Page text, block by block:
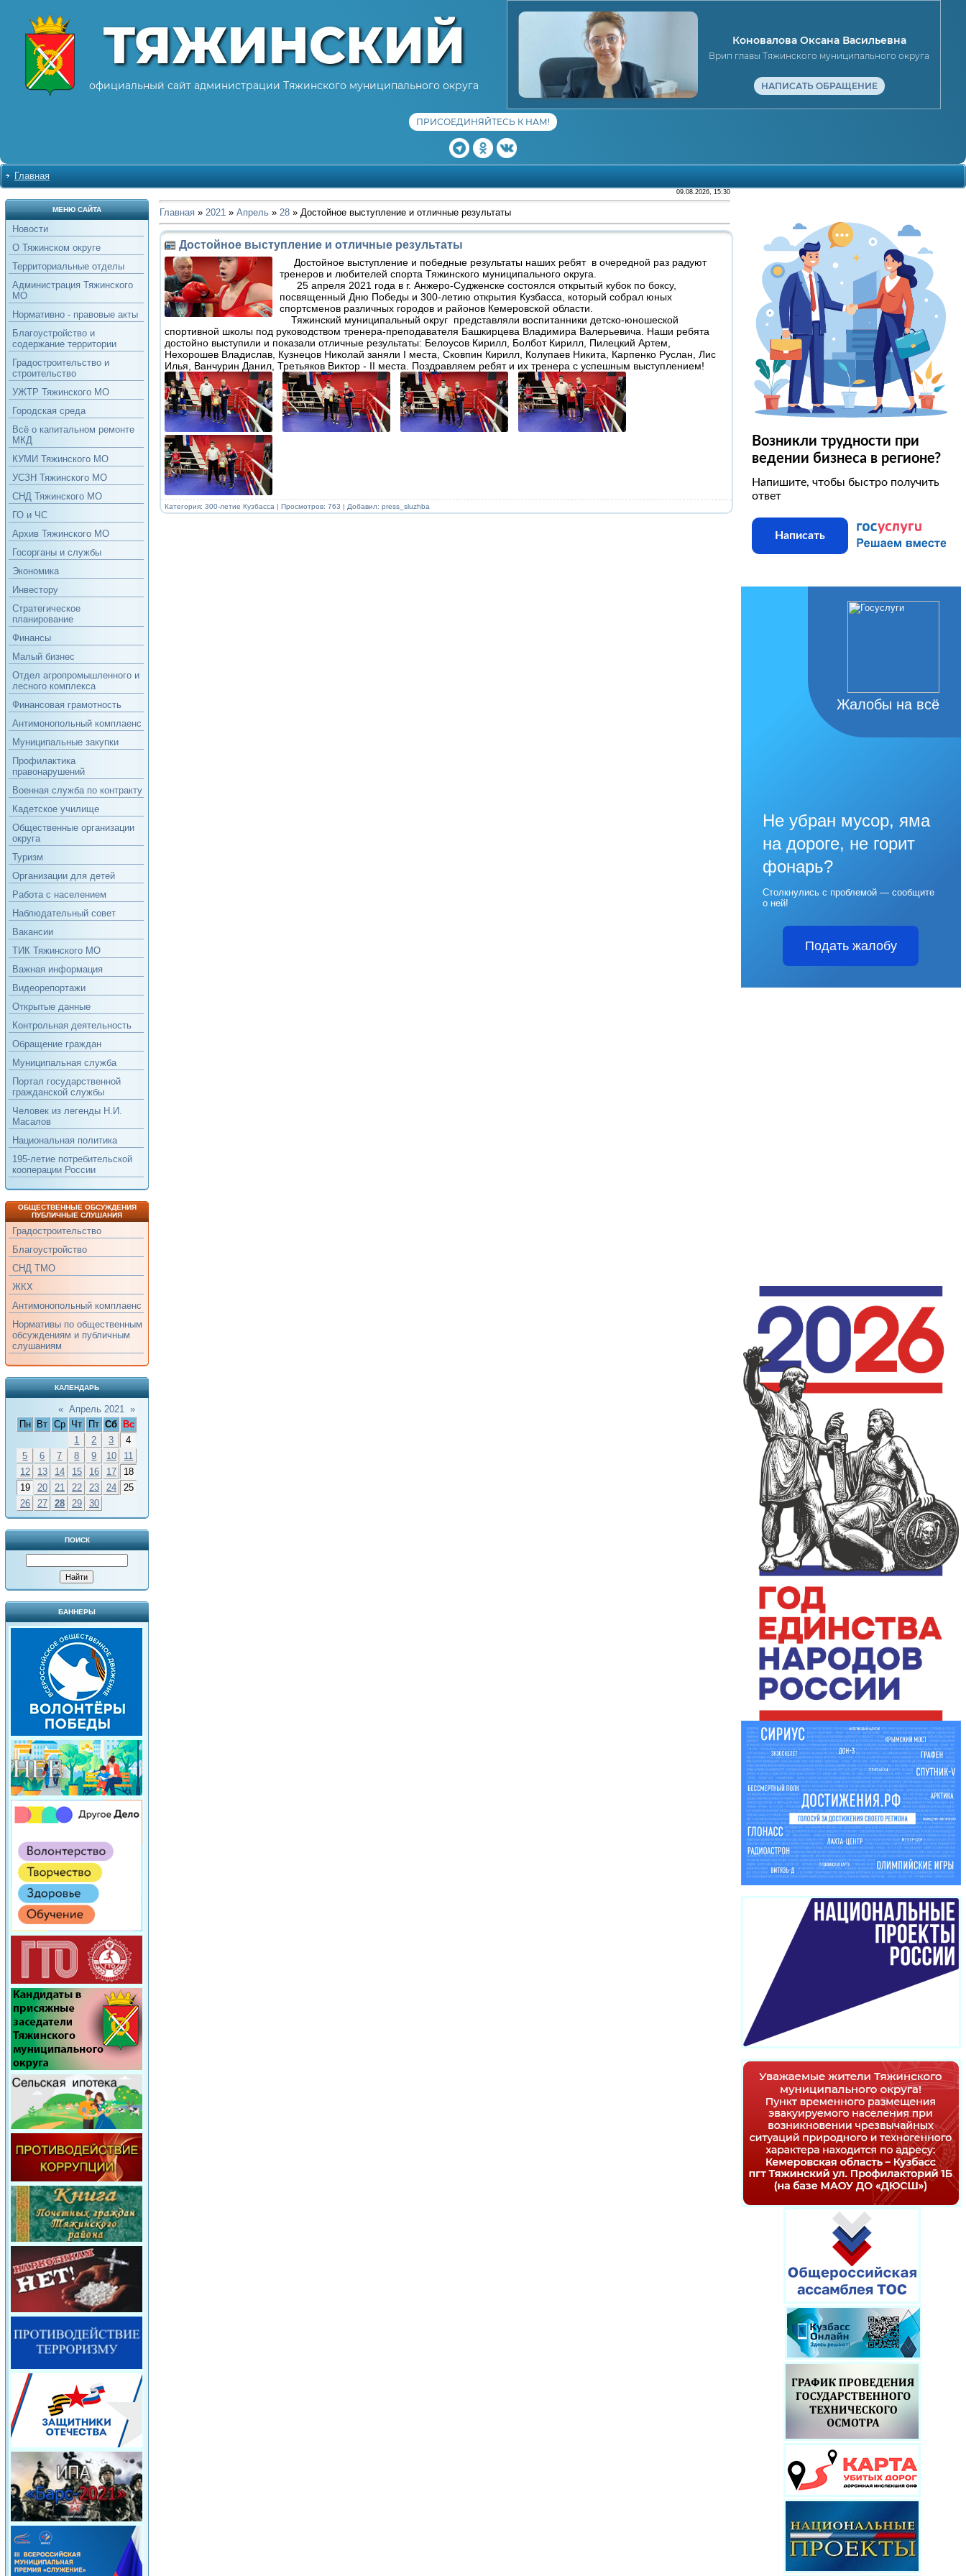
ТЯЖИНСКИЙ
официальный сайт администрации Тяжинского муниципального округа
Коновалова Оксана Васильевна
Врип главы Тяжинского муниципального округа
НАПИСАТЬ ОБРАЩЕНИЕ
ПРИСОЕДИНЯЙТЕСЬ К НАМ!
Главная
МЕНЮ САЙТА
Новости
О Тяжинском округе
Территориальные отделы
Администрация Тяжинского
МО
Нормативно - правовые акты
Благоустройство и
содержание территории
Градостроительство и
строительство
УЖТР Тяжинского МО
Городская среда
Всё о капитальном ремонте
МКД
КУМИ Тяжинского МО
УСЗН Тяжинского МО
СНД Тяжинского МО
ГО и ЧС
Архив Тяжинского МО
Госорганы и службы
Экономика
Инвестору
Стратегическое
планирование
Финансы
Малый бизнес
Отдел агропромышленного и
лесного комплекса
Финансовая грамотность
Антимонопольный комплаенс
Муниципальные закупки
Профилактика
правонарушений
Военная служба по контракту
Кадетское училище
Общественные организации
округа
Туризм
Организации для детей
Работа с населением
Наблюдательный совет
Вакансии
ТИК Тяжинского МО
Важная информация
Видеорепортажи
Открытые данные
Контрольная деятельность
Обращение граждан
Муниципальная служба
Портал государственной
гражданской службы
Человек из легенды Н.И.
Масалов
Национальная политика
195-летие потребительской
кооперации России
ОБЩЕСТВЕННЫЕ ОБСУЖДЕНИЯ
ПУБЛИЧНЫЕ СЛУШАНИЯ
Градостроительство
Благоустройство
СНД ТМО
ЖКХ
Антимонопольный комплаенс
Нормативы по общественным
обсуждениям и публичным
слушаниям
КАЛЕНДАРЬ
« Апрель 2021 »
Пн
Вт Ср Чт Пт Сб
Вс
1
2 3
4
5
6 7 8 9 10
11
12
13 14 15 16 17
18
19
20 21 22 23 24
25
26
27 28 29 30
ПОИСК
БАННЕРЫ
09.08.2026, 15:30
Главная» 2021 » Апрель » 28» Достойное выступление и отличные результаты
Достойное выступление и отличные результаты
Достойное выступление и победные результаты наших ребят в очередной раз радуют
тренеров и любителей спорта Тяжинского муниципального округа.
25 апреля 2021 года в г. Анжеро-Судженске состоялся открытый кубок по боксу,
посвященный Дню Победы и 300-летию открытия Кузбасса, который собрал юных
спортсменов различных городов и районов Кемеровской области.
Тяжинский муниципальный округ представляли воспитанники детско-юношеской
спортивной школы под руководством тренера-преподавателя Башкирцева Владимира Валерьевича. Наши ребята
достойно выступили и показали отличные результаты: Белоусов Кирилл, Болбот Кирилл, Пилецкий Артем,
Нехорошев Владислав, Кузнецов Николай заняли I места, Сковпин Кирилл, Колупаев Никита, Карпенко Руслан, Лис
Илья, Ванчурин Данил, Третьяков Виктор - II места. Поздравляем ребят и их тренера с успешным выступлением!
Категория: 300-летие Кузбасса | Просмотров: 763 | Добавил: press_sluzhba
Возникли трудности при
ведении бизнеса в регионе?
Напишите, чтобы быстро получить
ответ
Написать
Жалобы на всё
Не убран мусор, яма
на дороге, не горит
фонарь?
Столкнулись с проблемой — сообщите
о ней!
Подать жалобу